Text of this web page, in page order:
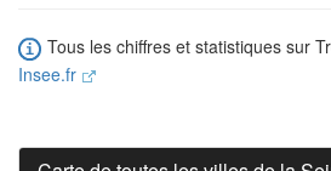
Tous les chiffres et statistiques sur
Insee.fr